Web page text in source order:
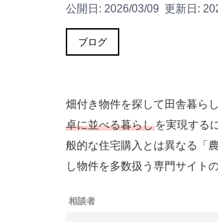
公開日: 2026/03/09 更新日:
ブログ
畑付き物件を探して田舎暮ら
卓に並べる暮らし を実現する
般的な住宅購入とは異なる「
し物件を多数扱う専門サイト
相談者